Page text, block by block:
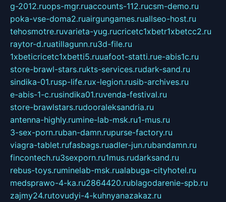
g-2012.ruops-mgr.ruaccounts-112.rucsm-demo.ru
poka-vse-doma2.ruairgungames.ruallseo-host.ru
tehosmotre.ruvarieta-yug.rucricetc1xbetr1xbetcc2.ru
raytor-d.ruatillagunn.ru3d-file.ru
1xbeticricetc1xbetti5.ruuafoot-statti.rue-abis1c.ru
store-brawl-stars.rukts-services.rudark-sand.ru
sindika-01.rusp-life.rux-legion.rusib-archives.ru
e-abis-1-c.rusindika01.ruvenda-festival.ru
store-brawlstars.rudooraleksandria.ru
antenna-highly.rumine-lab-msk.ru1-mus.ru
3-sex-porn.ruban-damn.rupurse-factory.ru
viagra-tablet.rufasbags.ruadler-jun.rubandamn.ru
fincontech.ru3sexporn.ru1mus.rudarksand.ru
rebus-toys.ruminelab-msk.rualabuga-cityhotel.ru
medsprawo-4-ka.ru2864420.rublagodarenie-spb.ru
zajmy24.rutovudyi-4-kuhnyanazakaz.ru